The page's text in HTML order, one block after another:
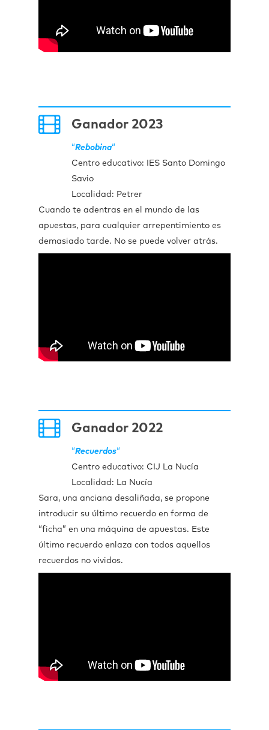
Ganador 2023
“Rebobina“
Centro educativo: IES Santo Domingo
Savio
Localidad: Petrer
Cuando te adentras en el mundo de las
apuestas, para cualquier arrepentimiento es
demasiado tarde. No se puede volver atrás.
Ganador 2022
“Recuerdos“
Centro educativo: CIJ La Nucía
Localidad: La Nucía
Sara, una anciana desaliñada, se propone
introducir su último recuerdo en forma de
“ficha” en una máquina de apuestas. Este
último recuerdo enlaza con todos aquellos
recuerdos no vividos.